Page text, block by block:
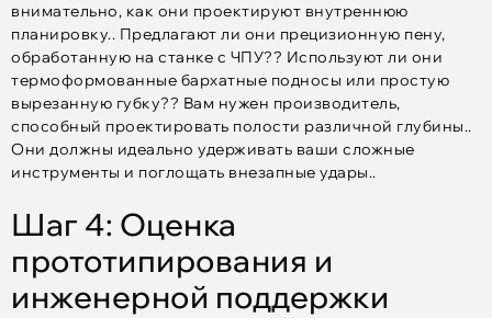
внимательно, как они проектируют внутреннюю
планировку.. Предлагают ли они прецизионную пену,
обработанную на станке с ЧПУ?? Используют ли они
термоформованные бархатные подносы или простую
вырезанную губку?? Вам нужен производитель,
способный проектировать полости различной глубины..
Они должны идеально удерживать ваши сложные
инструменты и поглощать внезапные удары..
Шаг 4: Оценка
прототипирования и
инженерной поддержки